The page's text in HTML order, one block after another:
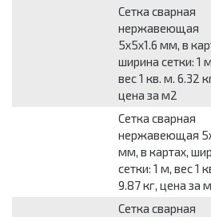
Сетка сварная
нержавеющая
5x5x1.6 мм, в
ширина сетки: 1
вес 1 кв. м. 6.32
цена за м2
Сетка сварная
нержавеющая
мм, в картах,
сетки: 1 м, вес 1
9.87 кг, цена за
Сетка сварная